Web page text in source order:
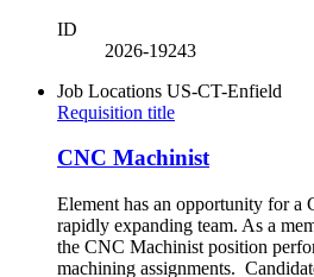
ID
2026-19243
Job Locations US-CT-Enfield
Requisition title
CNC Machinist
Element has an opportunity for
rapidly expanding team. As a
the CNC Machinist position
machining assignments.